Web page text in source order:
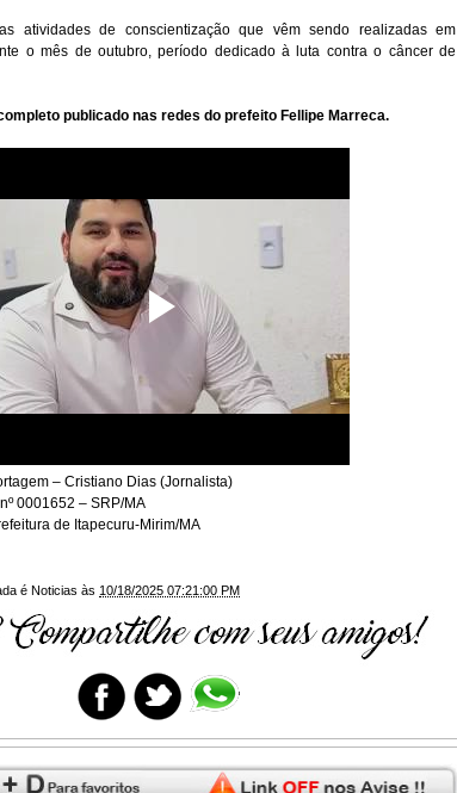
atividades de conscientização que vêm sendo realizadas em
o mês de outubro, período dedicado à luta contra o câncer de
publicado nas redes do prefeito Fellipe Marreca.
– Cristiano Dias (Jornalista)
0001652 – SRP/MA
de Itapecuru-Mirim/MA
é Noticias às 10/18/2025 07:21:00 PM